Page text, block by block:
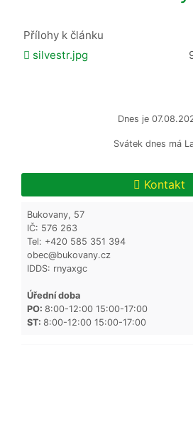
Přílohy k článku
silvestr.jpg
Dnes je
Svátek dnes má
Kontakt
Bukovany, 57
IČ: 576 263
Tel: +420 585 351 394
obec@bukovany.cz
IDDS: rnyaxgc
Úřední doba
PO: 8:00-12:00 15:00-17:00
ST: 8:00-12:00 15:00-17:00